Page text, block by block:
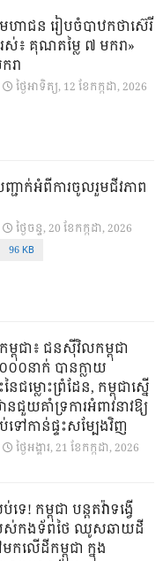
ាជន រៀបចំបាឋកថាស៊េរី
៖ គុណតម្លៃ ៧ មករា»
រា
ថ្ងៃ​អាទិត្យ, 12 ខែ​កក្កដា, 2026
ជាក់អំពីការចូលរួមជីវភាព
ថ្ងៃ​ចន្ទ, 20 ខែ​កក្កដា, 2026
96 KB
ម្ពុជា៖ ជនស៊ីវិលកម្ពុជា
០នាក់ បានក្លាយ
ៃជម្លោះព្រំដែន, កម្ពុជាស្នើ
ជួយគាំទ្រការអំពាវនាវឱ្យ
ៅកាន់ផ្ទះសម្បែងវិញ
ថ្ងៃ​អង្គារ, 21 ខែ​កក្កដា, 2026
េ! កម្ពុជា បន្តតវ៉ាទង្វើ
បស់កងទ័ពថៃ ឈូសឆាយដី
មកលើដីកម្ពុជា ក្នុង